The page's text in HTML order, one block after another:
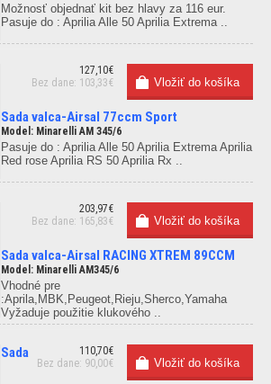
Možnosť objednať kit bez hlavy za 116 eur.
Pasuje do : Aprilia Alle 50 Aprilia Extrema ..
127,10€
Bez dane: 103,33€
Sada valca-Airsal 77ccm Sport
Model: Minarelli AM 345/6
Pasuje do : Aprilia Alle 50 Aprilia Extrema Aprilia
Red rose Aprilia RS 50 Aprilia Rx ..
203,97€
Bez dane: 165,83€
Sada valca-Airsal RACING XTREM 89CCM
Model: Minarelli AM345/6
Vhodné pre
:Aprila,MBK,Peugeot,Rieju,Sherco,Yamaha
Vyžaduje použitie klukového ..
110,70€
Bez dane: 90,00€
Sada